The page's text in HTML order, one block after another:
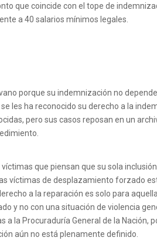
que coincide con el tope de
a 40 salarios mínimos legales.
porque su indemnización no
les ha reconocido su derecho a la
pero sus casos reposan en un
que piensan que su sola
víctimas de desplazamiento forzado
a la reparación es solo para
y no con una situación de violencia
a la Procuraduría General de la Nación,
aún no está plenamente definido.